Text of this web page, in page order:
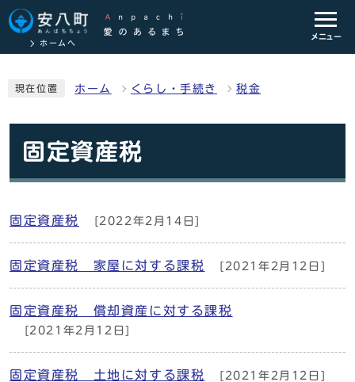
ホームへ
メニュー
現在位置 ホーム くらし・手続き 税金
固定資産税
固定資産税 [2022年2月14日]
固定資産税 家屋に対する課税 [2021年2月12日]
固定資産税 償却資産に対する課税
[2021年2月12日]
固定資産税 土地に対する課税 [2021年2月12日]